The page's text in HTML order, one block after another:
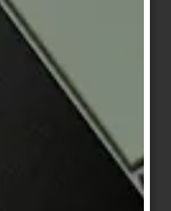
Potenzial nachwachsender
zu glauben, dass uns der
gibt nicht die eine Lösung
einfacher bauen, Abriss
das Bestehende nutzen.
wichtige Hebel wie die
Rohstoffen
all dieser Materialien.
schaffen wir erneut eine
hin zur Deponie.